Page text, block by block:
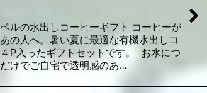
ルの水出しコーヒーギフト コーヒーが
の人へ。暑い夏に最適な有機水出しコ
P入ったギフトセットです。 お水につ
けでご自宅で透明感のあ…